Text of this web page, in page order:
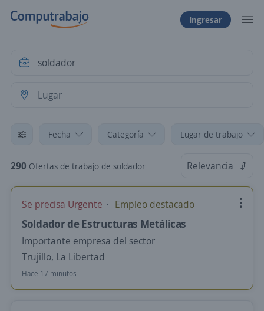
Ingresar
Fecha Categoría Lugar de trabajo
290 Ofertas de trabajo de soldador Relevancia
Se precisa Urgente Empleo destacado
Soldador de Estructuras Metálicas
Importante empresa del sector
Trujillo, La Libertad
Hace 17 minutos